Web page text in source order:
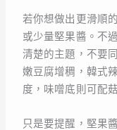
若你想做出更滑順
或少量堅果醬。不
清楚的主題，不要
嫩豆腐增稠，韓式
度，味噌底則可配
只是要提醒，堅果